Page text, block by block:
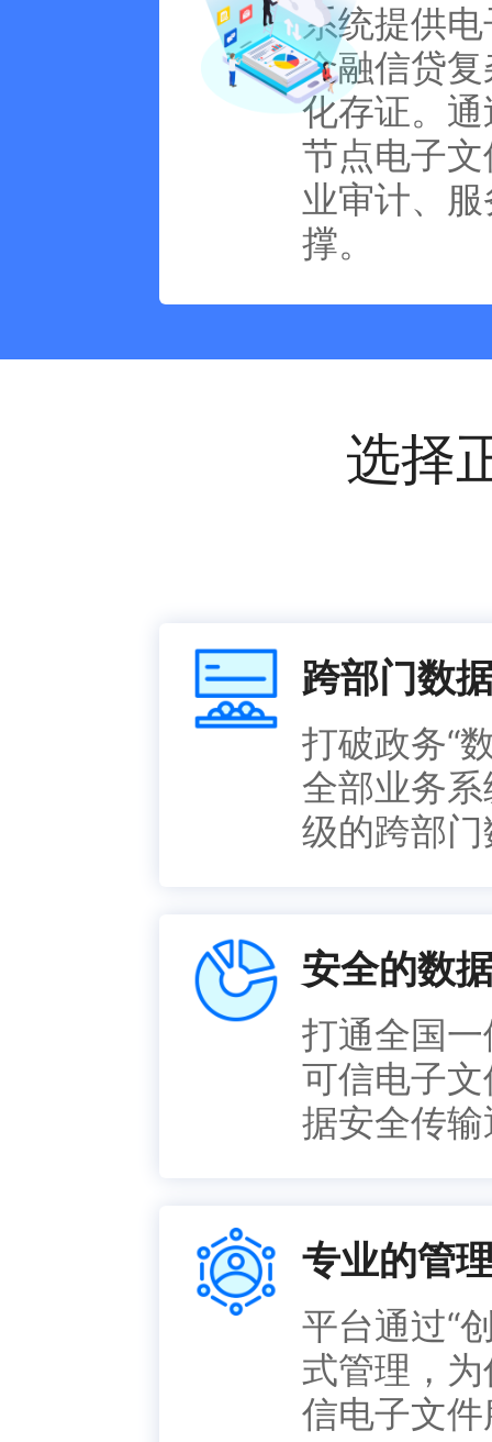
系统提供
金融信贷
化存证。
节点电子
业审计、
撑。
选择
跨部门数
打破政务“
全部业务
级的跨部
安全的数
打通全国
可信电子
据安全传
专业的管
平台通过“
式管理，
信电子文